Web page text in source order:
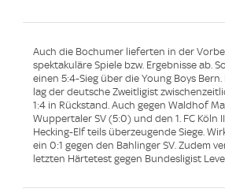
Auch die Bochumer lieferten in der
spektakuläre Spiele bzw. Ergebnisse ab.
einen 5:4-Sieg über die Young Boys
lag der deutsche Zweitligist
1:4 in Rückstand. Auch gegen Waldhof
Wuppertaler SV (5:0) und den 1. FC Köln
Hecking-Elf teils überzeugende Siege.
ein 0:1 gegen den Bahlinger SV. Zudem
letzten Härtetest gegen Bundesligist